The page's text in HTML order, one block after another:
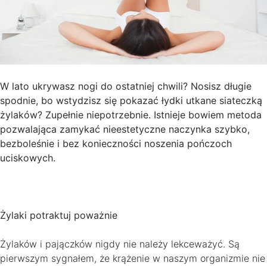
W lato ukrywasz nogi do ostatniej chwili? Nosisz długie
spodnie, bo wstydzisz się pokazać łydki utkane siateczką
żylaków? Zupełnie niepotrzebnie. Istnieje bowiem metoda
pozwalająca zamykać nieestetyczne naczynka szybko,
bezboleśnie i bez konieczności noszenia pończoch
uciskowych.
Żylaki potraktuj poważnie
Żylaków i pajączków nigdy nie należy lekceważyć. Są
pierwszym sygnałem, że krążenie w naszym organizmie nie